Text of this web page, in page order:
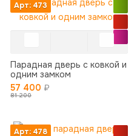
Арт: 473
Парадная дверь с ковкой и
одним замком
57 400 ₽
81 200
Арт: 478